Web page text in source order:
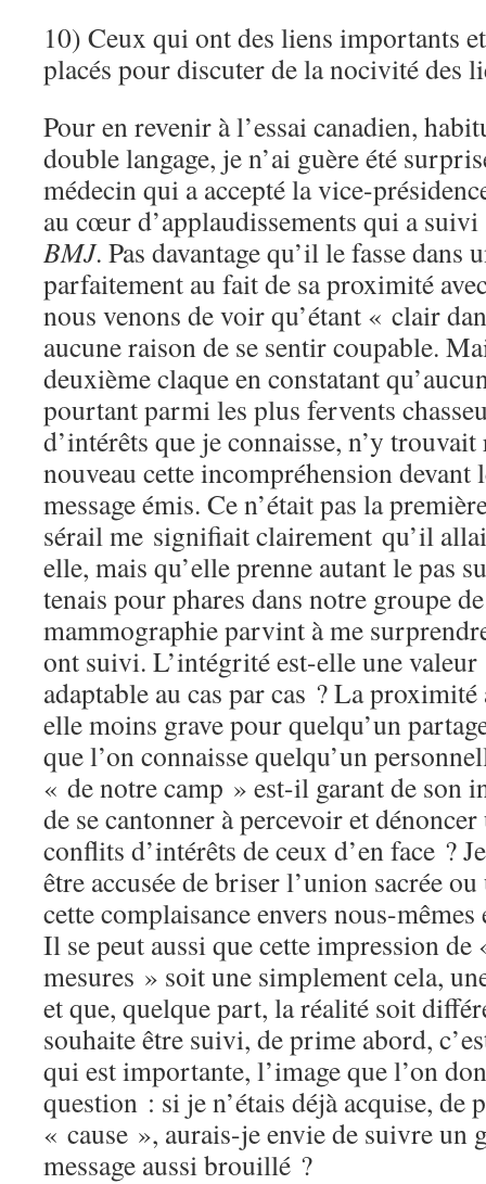
10) Ceux qui ont des liens importants
placés pour discuter de la nocivité des
Pour en revenir à l’essai canadien,
double langage, je n’ai guère été
médecin qui a accepté la vice-
au cœur d’applaudissements qui a
BMJ. Pas davantage qu’il le fasse dans
parfaitement au fait de sa proximité
nous venons de voir qu’étant « clair
aucune raison de se sentir coupable.
deuxième claque en constatant
pourtant parmi les plus fervents
d’intérêts que je connaisse, n’y
nouveau cette incompréhension devant
message émis. Ce n’était pas la
sérail me signifiait clairement qu’il
elle, mais qu’elle prenne autant le pas
tenais pour phares dans notre groupe
mammographie parvint à me
ont suivi. L’intégrité est-elle une
adaptable au cas par cas ? La
elle moins grave pour quelqu’un
que l’on connaisse quelqu’un
« de notre camp » est-il garant de son
de se cantonner à percevoir et
conflits d’intérêts de ceux d’en face ?
être accusée de briser l’union sacrée
cette complaisance envers nous-
Il se peut aussi que cette impression
mesures » soit une simplement cela,
et que, quelque part, la réalité soit
souhaite être suivi, de prime abord,
qui est importante, l’image que l’on
question : si je n’étais déjà acquise, de
« cause », aurais-je envie de suivre un
message aussi brouillé ?